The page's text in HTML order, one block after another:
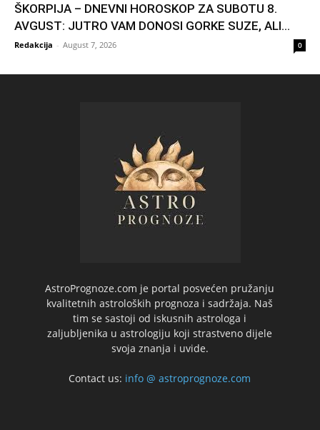
ŠKORPIJA – DNEVNI HOROSKOP ZA SUBOTU 8.
AVGUST: JUTRO VAM DONOSI GORKE SUZE, ALI...
Redakcija - August 7, 2026 0
AstroPrognoze.com je portal posvećen pružanju
kvalitetnih astroloških prognoza i sadržaja. Naš
tim se sastoji od iskusnih astrologa i
zaljubljenika u astrologiju koji strastveno dijele
svoja znanja i uvide.
Contact us: info @ astroprognoze.com